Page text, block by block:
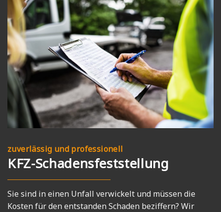
zuverlässig und professionell
KFZ-Schadensfeststellung
Sie sind in einen Unfall verwickelt und müssen die
Kosten für den entstanden Schaden beziffern? Wir